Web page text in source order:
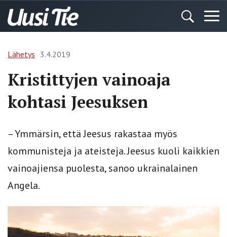
Lähetys 3.4.2019
Kristittyjen vainoaja
kohtasi Jeesuksen
– Ymmärsin, että Jeesus rakastaa myös
kommunisteja ja ateisteja. Jeesus kuoli kaikkien
vainoajiensa puolesta, sanoo ukrainalainen
Angela.